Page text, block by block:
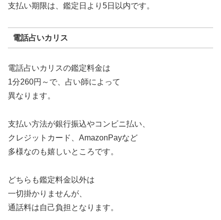
支払い期限は、鑑定日より5日以内です。
電話占いカリス
電話占いカリスの鑑定料金は
1分260円～で、占い師によって
異なります。
支払い方法が銀行振込やコンビニ払い、
クレジットカード、AmazonPayなど
多様なのも嬉しいところです。
どちらも鑑定料金以外は
一切掛かりませんが、
通話料は自己負担となります。